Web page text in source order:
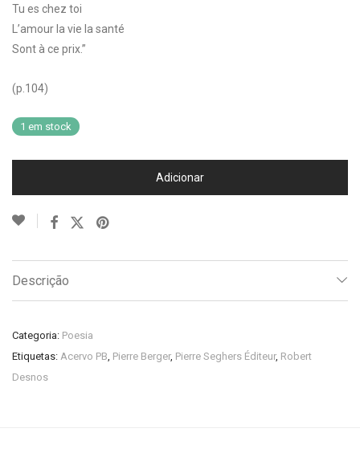
Tu es chez toi
L’amour la vie la santé
Sont à ce prix.”
(p.104)
1 em stock
Adicionar
Descrição
Categoria: Poesia
Etiquetas: Acervo PB, Pierre Berger, Pierre Seghers Éditeur, Robert
Desnos